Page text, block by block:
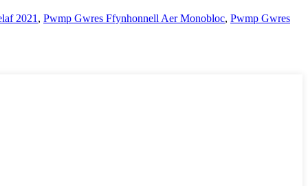
2021 , Pwmp Gwres Ffynhonnell Aer Monobloc, Pwmp Gwres